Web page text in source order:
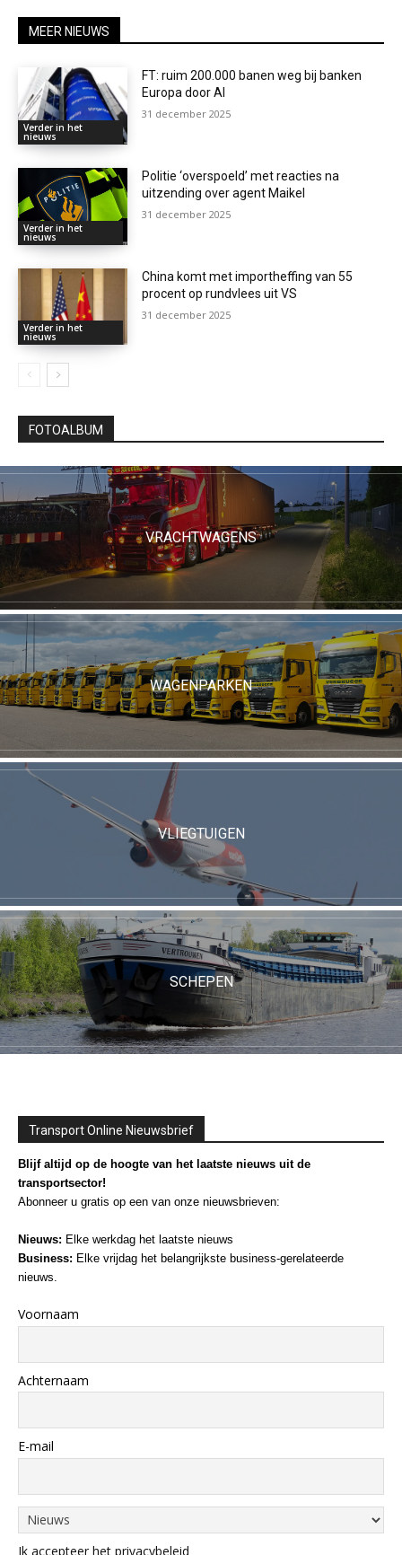
MEER NIEUWS
Verder in het
nieuws
FT: ruim 200.000 banen weg bij banken
Europa door AI
31 december 2025
Verder in het
nieuws
Politie ‘overspoeld’ met reacties na
uitzending over agent Maikel
31 december 2025
Verder in het
nieuws
China komt met importheffing van 55
procent op rundvlees uit VS
31 december 2025
FOTOALBUM
VRACHTWAGENS
WAGENPARKEN
VLIEGTUIGEN
SCHEPEN
Transport Online Nieuwsbrief
Blijf altijd op de hoogte van het laatste nieuws uit de
transportsector!
Abonneer u gratis op een van onze nieuwsbrieven:
Nieuws: Elke werkdag het laatste nieuws
Business: Elke vrijdag het belangrijkste business-gerelateerde
nieuws.
Voornaam
Achternaam
E-mail
Ik accepteer het privacybeleid